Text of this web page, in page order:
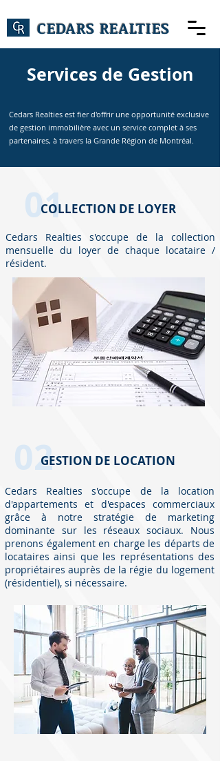
CEDARS REALTIES
Services de Gestion
Cedars Realties est fier d'offrir une opportunité exclusive
de gestion immobilière avec un service complet à ses
partenaires, à travers la Grande Région de Montréal.
01
COLLECTION DE LOYER
Cedars Realties s'occupe de la collection
mensuelle du loyer de chaque locataire /
résident.
Cedars Realties Property Management
02GESTION DE LOCATION
Cedars Realties s'occupe de la location
d'appartements et d'espaces commerciaux
grâce à notre stratégie de marketing
dominante sur les réseaux sociaux. Nous
prenons également en charge les départs de
locataires ainsi que les représentations des
propriétaires auprès de la régie du logement
(résidentiel), si nécessaire.